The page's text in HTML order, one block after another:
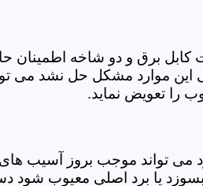
برق و دو شاخه اطمینان
موارد مشکل حل نشد می
را تعویض نماید.
می تواند موجب بروز آسیب
یا برد اصلی معیوب شود